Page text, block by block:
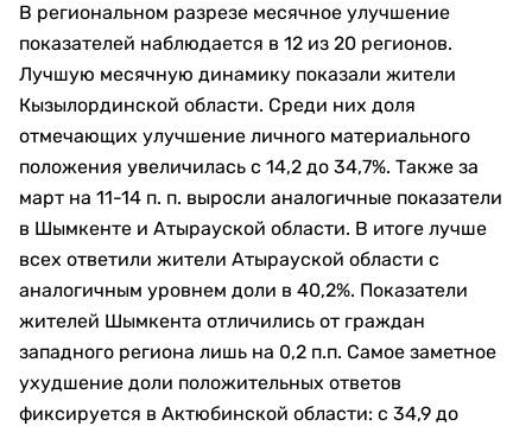
В региональном разрезе месячное улучшение
показателей наблюдается в 12 из 20 регионов.
Лучшую месячную динамику показали жители
Кызылординской области. Среди них доля
отмечающих улучшение личного материального
положения увеличилась с 14,2 до 34,7%. Также за
март на 11-14 п. п. выросли аналогичные показатели
в Шымкенте и Атырауской области. В итоге лучше
всех ответили жители Атырауской области с
аналогичным уровнем доли в 40,2%. Показатели
жителей Шымкента отличились от граждан
западного региона лишь на 0,2 п.п. Самое заметное
ухудшение доли положительных ответов
фиксируется в Актюбинской области: с 34,9 до